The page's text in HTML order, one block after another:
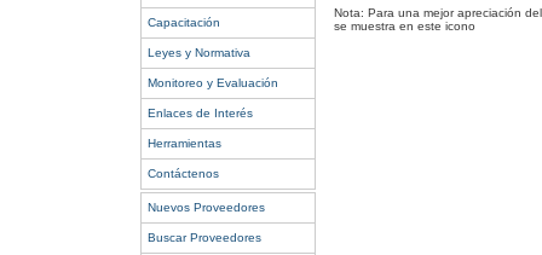
Capacitación
Leyes y Normativa
Monitoreo y Evaluación
Enlaces de Interés
Herramientas
Contáctenos
Nuevos Proveedores
Buscar Proveedores
Nota: Para una mejor apreciación
se muestra en este icono